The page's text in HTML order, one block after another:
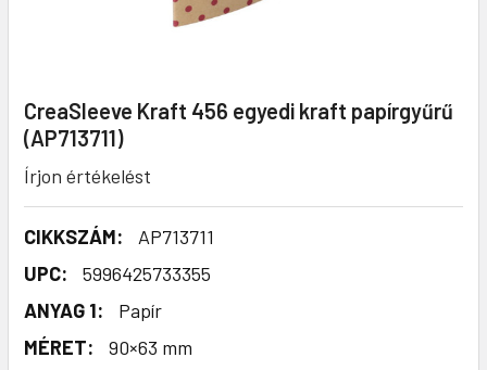
CreaSleeve Kraft 456 egyedi kraft papírgyűrű
(AP713711)
Írjon értékelést
CIKKSZÁM:
AP713711
UPC:
5996425733355
ANYAG 1:
Papír
MÉRET:
90×63 mm